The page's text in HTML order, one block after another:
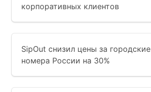
корпоративных клиентов
SipOut снизил цены за городские
номера России на 30%